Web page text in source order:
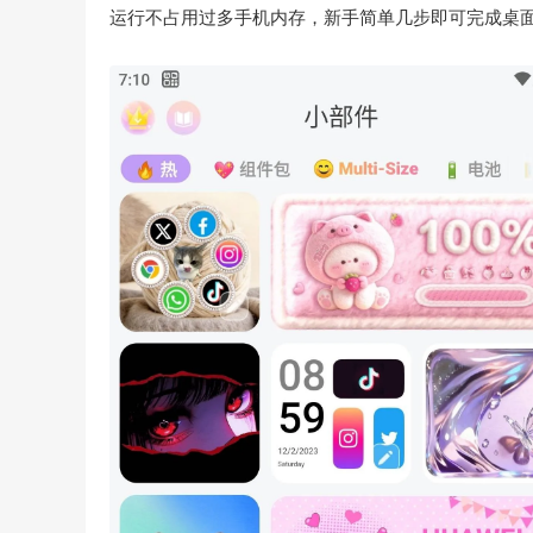
运行不占用过多手机内存，新手简单几步即可完成桌